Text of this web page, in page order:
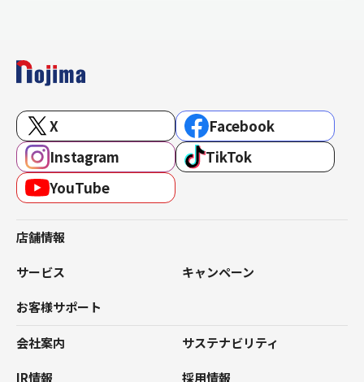
X
Facebook
Instagram
TikTok
YouTube
店舗情報
サービス キャンペーン
お客様サポート
会社案内 サステナビリティ
IR情報 採用情報